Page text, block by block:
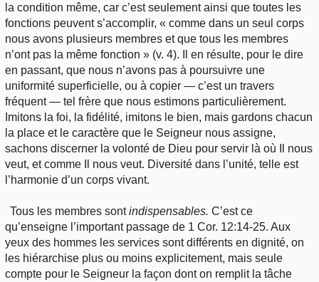
la condition même, car c’est seulement ainsi que toutes les
fonctions peuvent s’accomplir, « comme dans un seul corps
nous avons plusieurs membres et que tous les membres
n’ont pas la même fonction » (v. 4). Il en résulte, pour le dire
en passant, que nous n’avons pas à poursuivre une
uniformité superficielle, ou à copier — c’est un travers
fréquent — tel frère que nous estimons particulièrement.
Imitons la foi, la fidélité, imitons le bien, mais gardons chacun
la place et le caractère que le Seigneur nous assigne,
sachons discerner la volonté de Dieu pour servir là où Il nous
veut, et comme Il nous veut. Diversité dans l’unité, telle est
l’harmonie d’un corps vivant.
Tous les membres sontindispensables.C’est ce
qu’enseigne l’important passage de 1 Cor. 12:14-25. Aux
yeux des hommes les services sont différents en dignité, on
les hiérarchise plus ou moins explicitement, mais seule
compte pour le Seigneur la façon dont on remplit la tâche